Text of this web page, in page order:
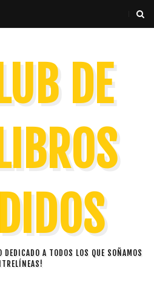
DE
DEDICADO A TODOS LOS QUE SOÑAMOS